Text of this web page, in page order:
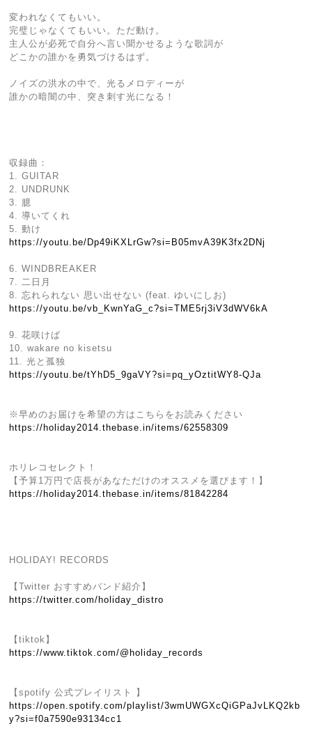
変われなくてもいい。
完璧じゃなくてもいい。ただ動け。
主人公が必死で自分へ言い聞かせるような歌詞が
どこかの誰かを勇気づけるはず。
ノイズの洪水の中で、光るメロディーが
誰かの暗闇の中、突き刺す光になる！
収録曲：
1. GUITAR
2. UNDRUNK
3. 臆
4. 導いてくれ
5. 動け
https://youtu.be/Dp49iKXLrGw?si=B05mvA39K3fx2DNj
6. WINDBREAKER
7. 二日月
8. 忘れられない 思い出せない (feat. ゆいにしお)
https://youtu.be/vb_KwnYaG_c?si=TME5rj3iV3dWV6kA
9. 花咲けば
10. wakare no kisetsu
11. 光と孤独
https://youtu.be/tYhD5_9gaVY?si=pq_yOztitWY8-QJa
※早めのお届けを希望の方はこちらをお読みください
https://holiday2014.thebase.in/items/62558309
ホリレコセレクト！
【予算1万円で店長があなただけのオススメを選びます！】
https://holiday2014.thebase.in/items/81842284
HOLIDAY! RECORDS
【Twitter おすすめバンド紹介】
https://twitter.com/holiday_distro
【tiktok】
https://www.tiktok.com/@holiday_records
【spotify 公式プレイリスト 】
https://open.spotify.com/playlist/3wmUWGXcQiGPaJvLKQ2kb
y?si=f0a7590e93134cc1